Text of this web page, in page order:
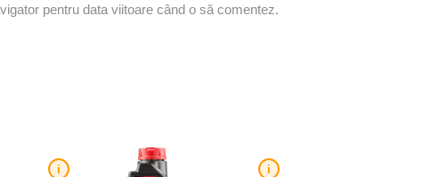
pentru data viitoare când o să comentez.
i i